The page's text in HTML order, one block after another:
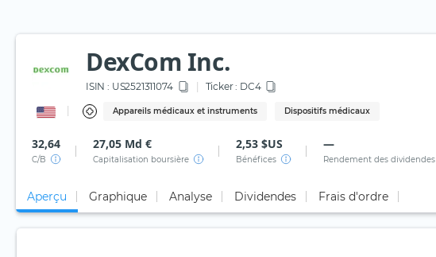
DexCom Inc.
ISIN : US2521311074 Ticker : DC4
Appareils médicaux et instruments Dispositifs médicaux
32,64
C/B
27,05 Md €
Capitalisation boursière
2,53 $US
Bénéfices
—
Rendement des dividendes
Aperçu Graphique Analyse Dividendes Frais d'ordre